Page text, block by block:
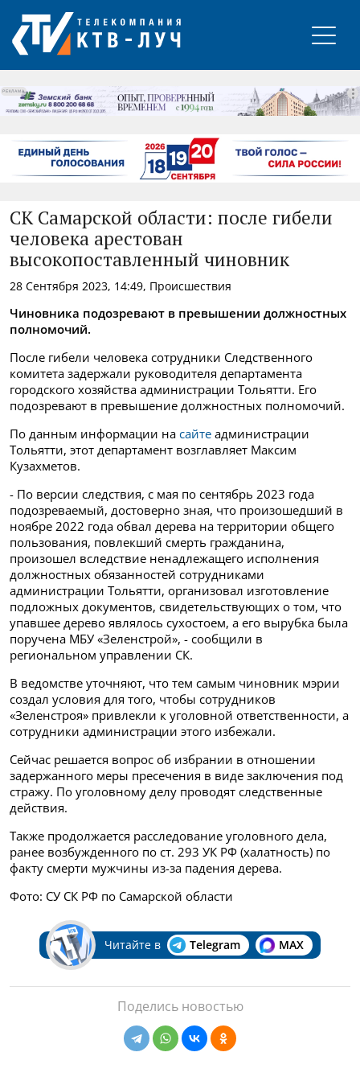
РЕКЛАМА
СК Самарской области: после гибели
человека арестован
высокопоставленный чиновник
28 Сентября 2023, 14:49, Происшествия
Чиновника подозревают в превышении должностных
полномочий.
После гибели человека сотрудники Следственного
комитета задержали руководителя департамента
городского хозяйства администрации Тольятти. Его
подозревают в превышение должностных полномочий.
По данным информации на сайте администрации
Тольятти, этот департамент возглавляет Максим
Кузахметов.
- По версии следствия, с мая по сентябрь 2023 года
подозреваемый, достоверно зная, что произошедший в
ноябре 2022 года обвал дерева на территории общего
пользования, повлекший смерть гражданина,
произошел вследствие ненадлежащего исполнения
должностных обязанностей сотрудниками
администрации Тольятти, организовал изготовление
подложных документов, свидетельствующих о том, что
упавшее дерево являлось сухостоем, а его вырубка была
поручена МБУ «Зеленстрой», - сообщили в
региональном управлении СК.
В ведомстве уточняют, что тем самым чиновник мэрии
создал условия для того, чтобы сотрудников
«Зеленстроя» привлекли к уголовной ответственности, а
сотрудники администрации этого избежали.
Сейчас решается вопрос об избрании в отношении
задержанного меры пресечения в виде заключения под
стражу. По уголовному делу проводят следственные
действия.
Также продолжается расследование уголовного дела,
ранее возбужденного по ст. 293 УК РФ (халатность) по
факту смерти мужчины из-за падения дерева.
Фото: СУ СК РФ по Самарской области
Читайте в Telegram MAX
Поделись новостью